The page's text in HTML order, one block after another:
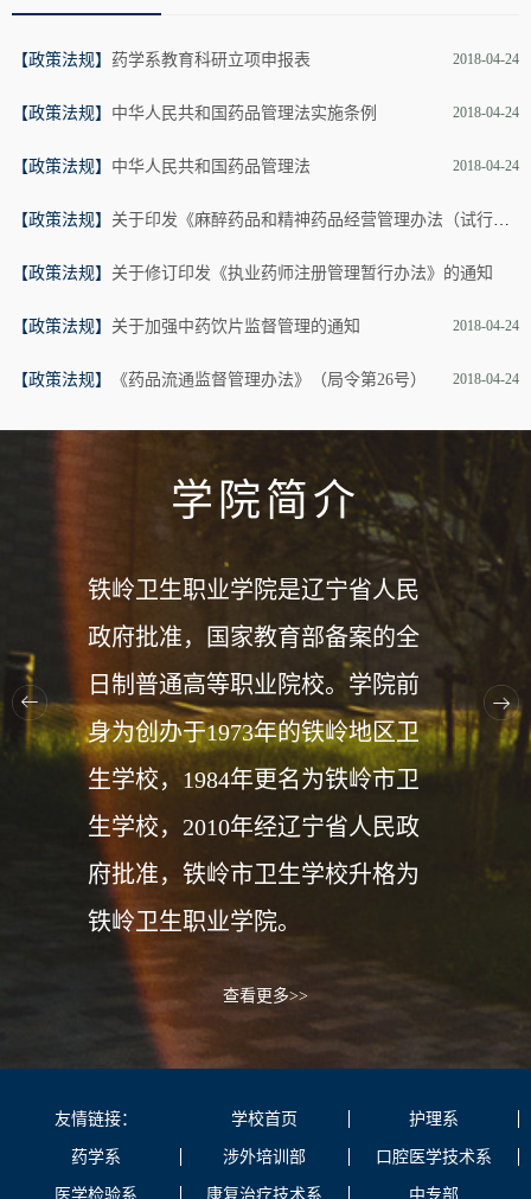
【政策法规】 药学系教育科研立项申报表 2018-04-24
【政策法规】 中华人民共和国药品管理法实施条例 2018-04-24
【政策法规】 中华人民共和国药品管理法 2018-04-24
【政策法规】 关于印发《麻醉药品和精神药品经营管理办法（试行）》的通知
2018-04-24
【政策法规】 关于修订印发《执业药师注册管理暂行办法》的通知
2018-04-24
【政策法规】 关于加强中药饮片监督管理的通知 2018-04-24
【政策法规】 《药品流通监督管理办法》（局令第26号） 2018-04-24
学院简介
铁岭卫生职业学院是辽宁省人民
政府批准，国家教育部备案的全
日制普通高等职业院校。学院前
身为创办于1973年的铁岭地区卫
生学校，1984年更名为铁岭市卫
生学校，2010年经辽宁省人民政
府批准，铁岭市卫生学校升格为
铁岭卫生职业学院。
查看更多>>
友情链接： 学校首页 护理系
药学系 涉外培训部 口腔医学技术系
医学检验系 康复治疗技术系 中专部